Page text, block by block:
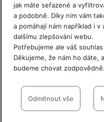
jak máte seřazené a
a podobně. Díky nim vám
a pomáhají nám například i
dalšímu zlepšování webu.
Potřebujeme ale váš
Děkujeme, že nám ho dáte,
budeme chovat zodpovědně.
Nastavení
cookies
Odmítnout vše
V
ý
k
u
p
n
í
Obsah balení
Ochranný kryt
Hodnocení